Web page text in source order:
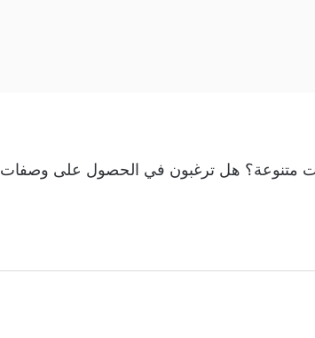
متنوعة؟ هل ترغبون في الحصول على وصفات